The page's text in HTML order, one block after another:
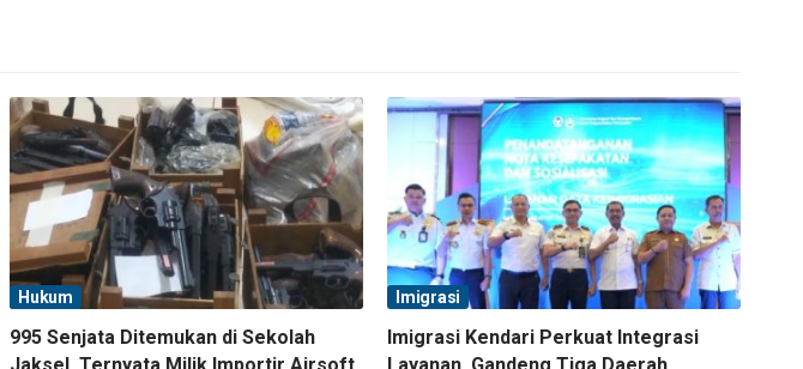
Hukum
995 Senjata Ditemukan di Sekolah
Imigrasi
Imigrasi Kendari Perkuat Integrasi